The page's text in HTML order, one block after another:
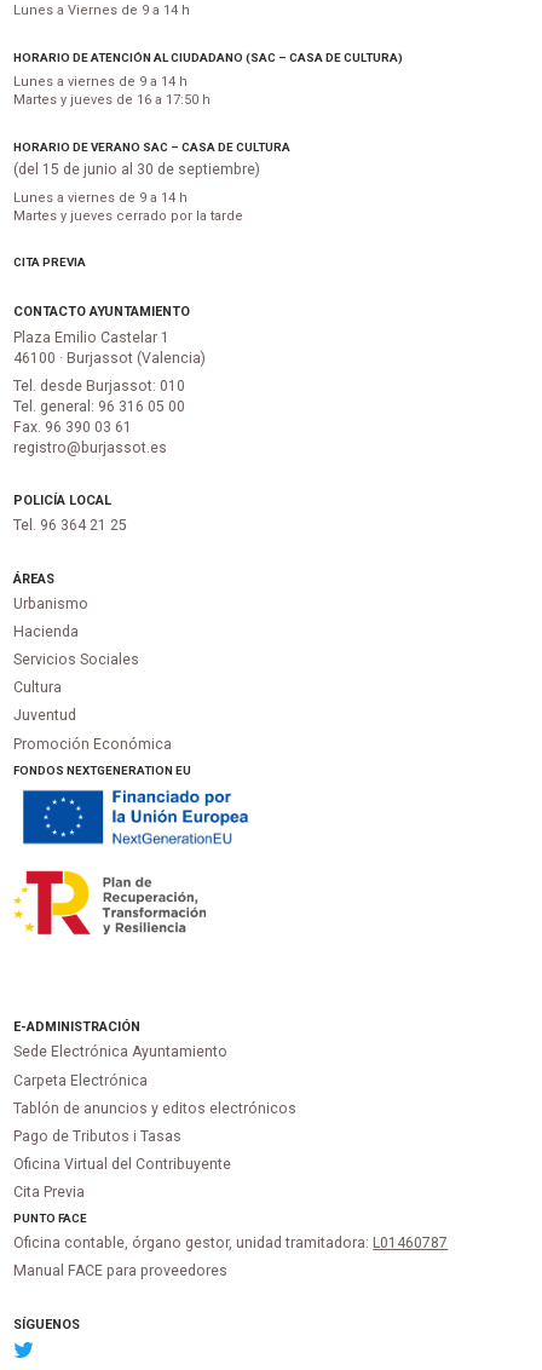
Lunes a Viernes de 9 a 14 h
HORARIO DE ATENCIÓN AL CIUDADANO (SAC – CASA DE CULTURA)
Lunes a viernes de 9 a 14 h
Martes y jueves de 16 a 17:50 h
HORARIO DE VERANO SAC – CASA DE CULTURA
(del 15 de junio al 30 de septiembre)
Lunes a viernes de 9 a 14 h
Martes y jueves cerrado por la tarde
CITA PREVIA
CONTACTO AYUNTAMIENTO
Plaza Emilio Castelar 1
46100 · Burjassot (Valencia)
Tel. desde Burjassot: 010
Tel. general: 96 316 05 00
Fax. 96 390 03 61
registro@burjassot.es
POLICÍA LOCAL
Tel. 96 364 21 25
ÁREAS
Urbanismo
Hacienda
Servicios Sociales
Cultura
Juventud
Promoción Económica
FONDOS NEXTGENERATION EU
E-ADMINISTRACIÓN
Sede Electrónica Ayuntamiento
Carpeta Electrónica
Tablón de anuncios y editos electrónicos
Pago de Tributos i Tasas
Oficina Virtual del Contribuyente
Cita Previa
PUNTOFACE
Oficina contable, órgano gestor, unidad tramitadora: L01460787
Manual FACE para proveedores
SÍGUENOS